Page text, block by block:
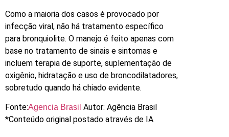
Como a maioria dos casos é provocado por
infecção viral, não há tratamento específico
para bronquiolite. O manejo é feito apenas com
base no tratamento de sinais e sintomas e
incluem terapia de suporte, suplementação de
oxigênio, hidratação e uso de broncodilatadores,
sobretudo quando há chiado evidente.
Fonte:Agencia Brasil Autor: Agência Brasil
*Conteúdo original postado através de IA